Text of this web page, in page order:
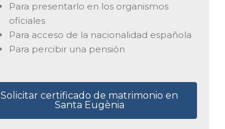
Para presentarlo en los organismos
oficiales
Para acceso de la nacionalidad española
Para percibir una pensión
Solicitar certificado de matrimonio en
Santa Eugènia